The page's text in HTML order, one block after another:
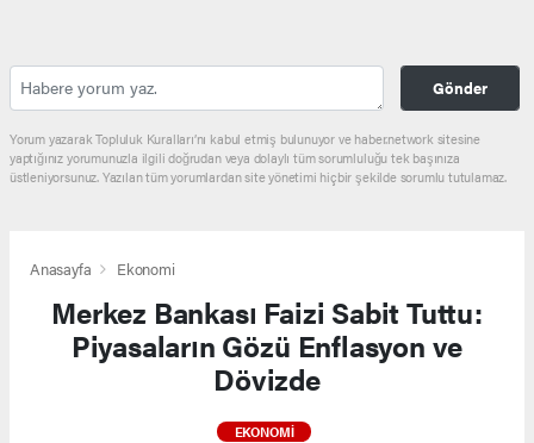
Gönder
Yorum yazarak Topluluk Kuralları’nı kabul etmiş bulunuyor ve haber.network sitesine
yaptığınız yorumunuzla ilgili doğrudan veya dolaylı tüm sorumluluğu tek başınıza
üstleniyorsunuz. Yazılan tüm yorumlardan site yönetimi hiçbir şekilde sorumlu tutulamaz.
Anasayfa Ekonomi
Merkez Bankası Faizi Sabit Tuttu:
Piyasaların Gözü Enflasyon ve
Dövizde
EKONOMI